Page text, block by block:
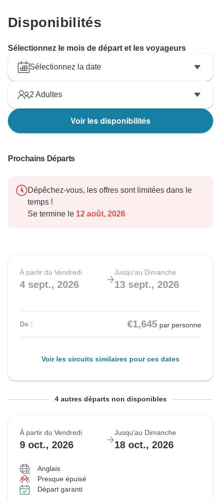
Disponibilités
Sélectionnez le mois de départ et les voyageurs
Sélectionnez la date
2 Adultes
Voir les disponibilités
Prochains Départs
Dépêchez-vous, les offres sont limitées dans le
temps !
Se termine le 12 août, 2026
À partir du Vendredi
4 sept., 2026
Jusqu'au Dimanche
13 sept., 2026
De : €1,645 par personne
Voir les circuits similaires pour ces dates
À partir du Vendredi Jusqu'au Dimanche
De : €1,645
Voir les circuits similaires pour ces dates
À partir du Vendredi Jusqu'au Dimanche
De : €1,645
Voir les circuits similaires pour ces dates
À partir du Vendredi Jusqu'au Dimanche
De : €1,800
Voir les circuits similaires pour ces dates
À partir du Vendredi Jusqu'au Dimanche
De : €1,645
Voir les circuits similaires pour ces dates
4 autres départs non disponibles
À partir du Vendredi
9 oct., 2026
Jusqu'au Dimanche
18 oct., 2026
Anglais
Presque épuisé
Départ garanti